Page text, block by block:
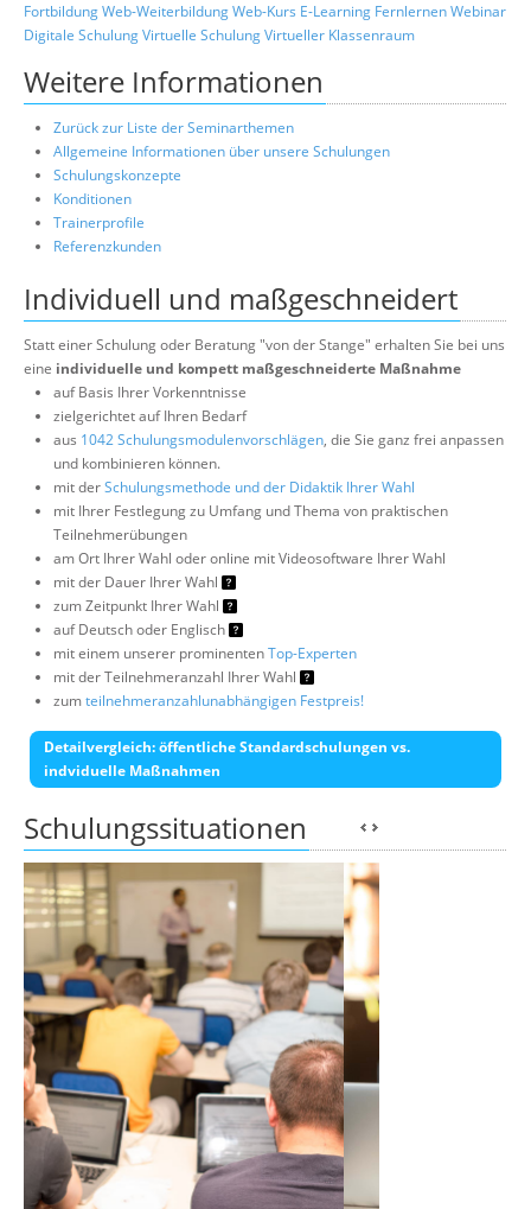
FortbildungWeb-WeiterbildungWeb-Kurs E-Learning FernlernenWebinar
Digitale SchulungVirtuelle SchulungVirtueller Klassenraum
Weitere Informationen
Zurück zur Liste der Seminarthemen
Allgemeine Informationen über unsere Schulungen
Schulungskonzepte
Konditionen
Trainerprofile
Referenzkunden
Individuell und maßgeschneidert
Statt einer Schulung oder Beratung "von der Stange" erhalten Sie bei uns
eine individuelle und kompett maßgeschneiderte Maßnahme
auf Basis Ihrer Vorkenntnisse
zielgerichtet auf Ihren Bedarf
aus 1042 Schulungsmodulenvorschlägen, die Sie ganz frei anpassen
und kombinieren können.
mit derSchulungsmethode und der Didaktik Ihrer Wahl
mit Ihrer Festlegung zu Umfang und Thema von praktischen
Teilnehmerübungen
am Ort Ihrer Wahl oder online mit Videosoftware Ihrer Wahl
mit der Dauer Ihrer Wahl
zum Zeitpunkt Ihrer Wahl
auf Deutsch oder Englisch
mit einem unserer prominentenTop-Experten
mit der Teilnehmeranzahl Ihrer Wahl
zumteilnehmeranzahlunabhängigen Festpreis!
Detailvergleich: öffentliche Standardschulungen vs.
indviduelle Maßnahmen
Schulungssituationen